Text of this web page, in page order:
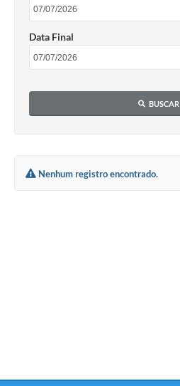
Data Final
BUSCAR
Nenhum registro encontrado.